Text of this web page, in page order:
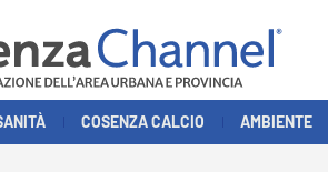
COSENZA CALCIO AMBIENTE